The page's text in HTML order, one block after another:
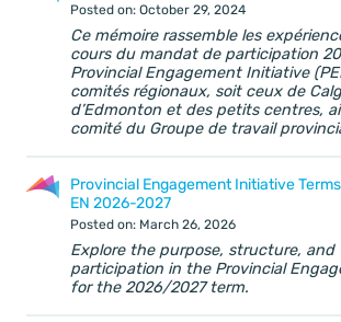
Posted on: October 29, 2024
Ce mémoire rassemble les
cours du mandat de participation
Provincial Engagement Initiative
comités régionaux, soit ceux de
d’Edmonton et des petits centres,
comité du Groupe de travail
Provincial Engagement Initiative
EN 2026-2027
Posted on: March 26, 2026
Explore the purpose, structure, and
participation in the Provincial
for the 2026/2027 term.